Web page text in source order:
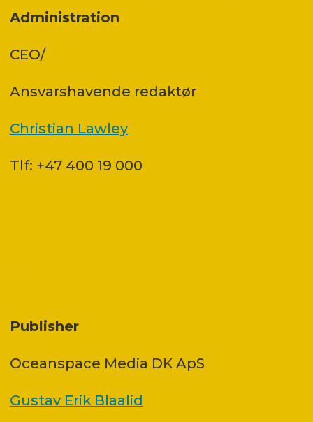
Administration
CEO/
Ansvars­havende redaktør
Christian Lawley
Tlf: +47 400 19 000
Publisher
Oceanspace Media DK ApS
Gustav Erik Blaalid